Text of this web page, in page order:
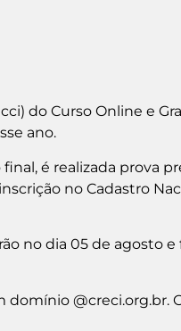
do Curso Online e
ano.
é realizada prova
no Cadastro
no dia 05 de agosto e
domínio @creci.org.br.